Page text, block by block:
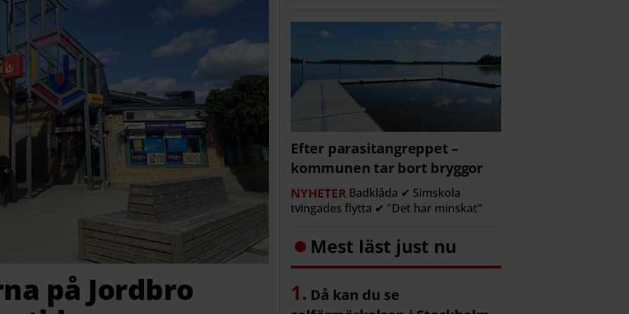
på Jordbro
Efter parasitangreppet –
kommunen tar bort bryggor
NYHETER Badklåda ✔ Simskola
tvingades flytta ✔ "Det har minskat"
Mest läst just nu
Då kan du se